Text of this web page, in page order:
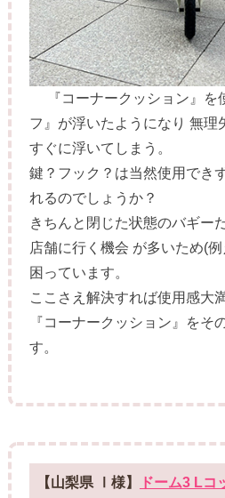
『コーナークッション』を
フ』が浮いたようになり 無理
すぐに浮いてしまう。
鍵？フック？は当然使用でき
れるのでしょうか？
きちんと閉じた状態のバギー
店舗に行く機会 が多いため(
困っています。
ここさえ解決すれば使用感大
『コーナークッション』をそ
す。
【山梨県 Ⅰ様】
ドーム3 Lコ